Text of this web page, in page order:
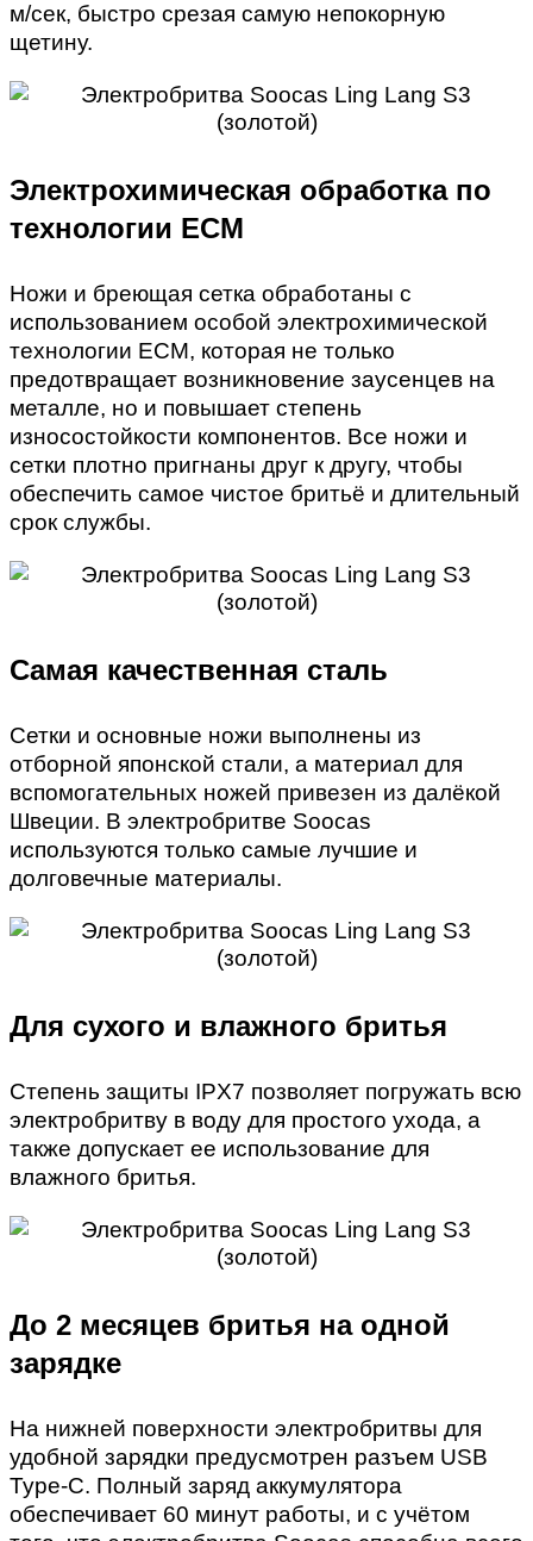
м/сек, быстро срезая самую непокорную
щетину.
Электрохимическая обработка по
технологии ECM
Ножи и бреющая сетка обработаны с
использованием особой электрохимической
технологии ECM, которая не только
предотвращает возникновение заусенцев на
металле, но и повышает степень
износостойкости компонентов. Все ножи и
сетки плотно пригнаны друг к другу, чтобы
обеспечить самое чистое бритьё и длительный
срок службы.
Самая качественная сталь
Сетки и основные ножи выполнены из
отборной японской стали, а материал для
вспомогательных ножей привезен из далёкой
Швеции. В электробритве Soocas
используются только самые лучшие и
долговечные материалы.
Для сухого и влажного бритья
Степень защиты IPX7 позволяет погружать всю
электробритву в воду для простого ухода, а
также допускает ее использование для
влажного бритья.
До 2 месяцев бритья на одной
зарядке
На нижней поверхности электробритвы для
удобной зарядки предусмотрен разъем USB
Type-C. Полный заряд аккумулятора
обеспечивает 60 минут работы, и с учётом